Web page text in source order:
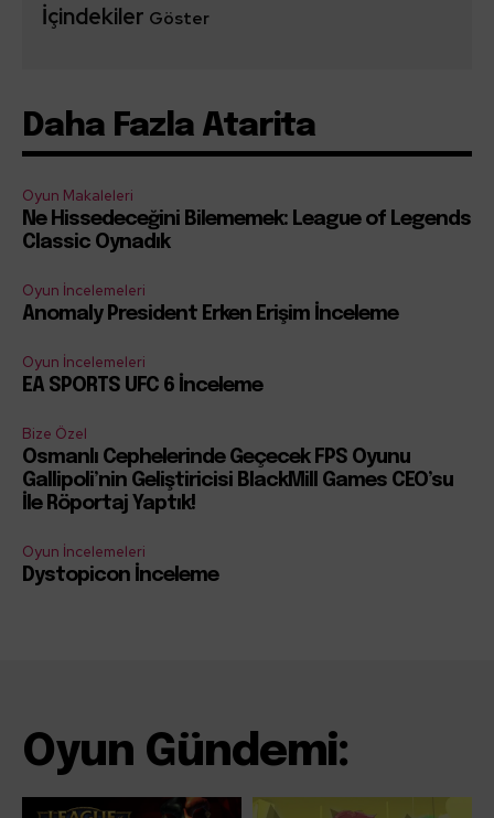
İçindekiler Göster
Daha Fazla Atarita
Oyun Makaleleri
Ne Hissedeceğini Bilememek: League of Legends
Classic Oynadık
Oyun İncelemeleri
Anomaly President Erken Erişim İnceleme
Oyun İncelemeleri
EA SPORTS UFC 6 İnceleme
Bize Özel
Osmanlı Cephelerinde Geçecek FPS Oyunu
Gallipoli’nin Geliştiricisi BlackMill Games CEO’su
İle Röportaj Yaptık!
Oyun İncelemeleri
Dystopicon İnceleme
Oyun Gündemi: